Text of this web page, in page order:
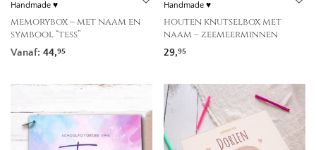
Handmade ♥
memorybox – met naam en
symbool “tess”
Vanaf: 44,95
Handmade ♥
houten knutselbox met
naam – zeemeerminnen
29,95